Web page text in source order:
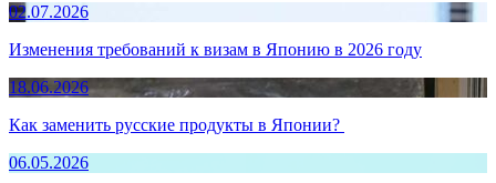
02.07.2026
Изменения требований к визам в Японию в 2026 году
18.06.2026
Как заменить русские продукты в Японии?
06.05.2026